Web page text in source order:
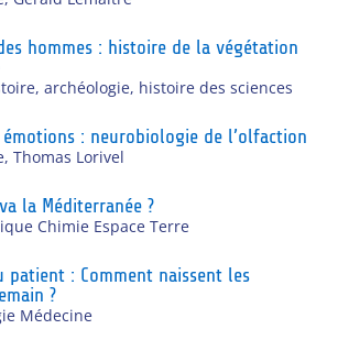
hommes : histoire de la végétation
archéologie, histoire des sciences
émotions : neurobiologie de l’olfaction
,Thomas Lorivel
la Méditerranée ?
Chimie Espace Terre
patient : Comment naissent les
?
Médecine